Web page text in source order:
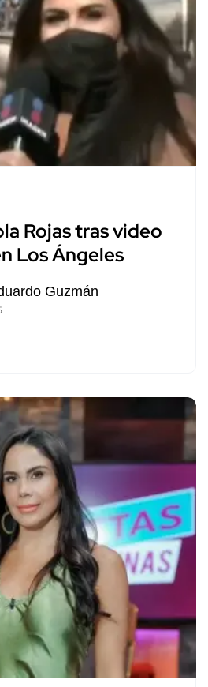
Rojas tras video
Los Ángeles
Guzmán